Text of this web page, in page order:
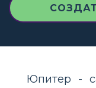
Юпитер -